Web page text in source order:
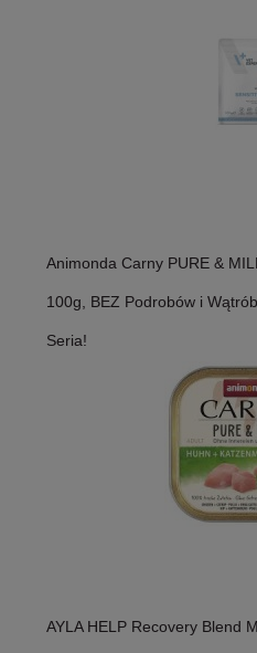
Animonda Carny PURE &
100g, BEZ Podrobów i
Seria!
AYLA HELP Recovery Blend